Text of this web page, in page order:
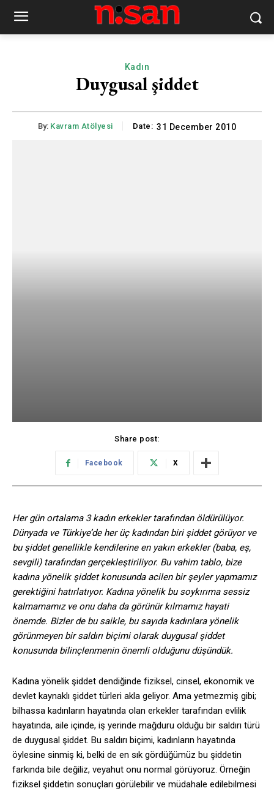
Kadın
Duygusal şiddet
By: Kavram Atölyesi Date: 31 December 2010
Share post:
Facebook X
Her gün ortalama 3 kadın erkekler tarafından öldürülüyor.
Dünyada ve Türkiye’de her üç kadından biri şiddet görüyor ve
bu şiddet genellikle kendilerine en yakın erkekler (baba, eş,
sevgili) tarafından gerçekleştiriliyor. Bu vahim tablo, bize
kadına yönelik şiddet konusunda acilen bir şeyler yapmamız
gerektiğini hatırlatıyor. Kadına yönelik bu soykırıma sessiz
kalmamamız ve onu daha da görünür kılmamız hayati
önemde. Bizler de bu saikle, bu sayıda kadınlara yönelik
görünmeyen bir saldırı biçimi olarak duygusal şiddet
konusunda bilinçlenmenin önemli olduğunu düşündük.
Kadına yönelik şiddet dendiğinde fiziksel, cinsel, ekonomik ve
devlet kaynaklı şiddet türleri akla geliyor. Ama yetmezmiş gibi;
bilhassa kadınların hayatında olan erkekler tarafından evlilik
hayatında, aile içinde, iş yerinde mağduru olduğu bir saldırı türü
de duygusal şiddet. Bu saldırı biçimi, kadınların hayatında
öylesine sinmiş ki, belki de en sık gördüğümüz bu şiddetin
farkında bile değiliz, veyahut onu normal görüyoruz. Örneğin
fiziksel şiddetin sonuçları görülebilir ve müdahale edilebilmesi